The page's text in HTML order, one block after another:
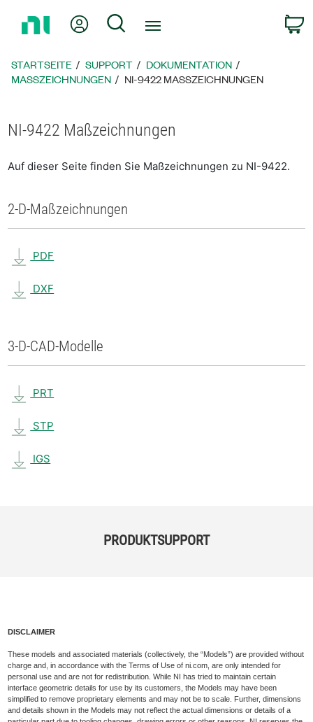
zur
Mein KontoSuche
STARTSEITE SUPPORT
DOKUMENTATION
MASSZEICHNUNGEN
NI-9422 MASSZEICHNUNGEN
NI-9422 Maßzeichnungen
Auf dieser Seite finden Sie Maßzeichnungen zu NI-9422.
2-D-Maßzeichnungen
PDF
DXF
3-D-CAD-Modelle
PRT
STP
IGS
PRODUKTSUPPORT
DISCLAIMER
These models and associated materials (collectively, the “Models”) are provided without
charge and, in accordance with the Terms of Use of ni.com, are only intended for
personal use and are not for redistribution. While NI has tried to maintain certain
interface geometric details for use by its customers, the Models may have been
simplified to remove proprietary elements and may not be to scale. Further, dimensions
and details shown in the Models may not reflect the actual dimensions or details of a